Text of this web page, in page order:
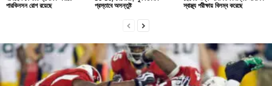
পারকিনসন রোগ রয়েছে
প্রস্তাবে অসন্তুষ্ট
স্বাস্থ্য পরীক্ষায় বিলম্ব করেছে